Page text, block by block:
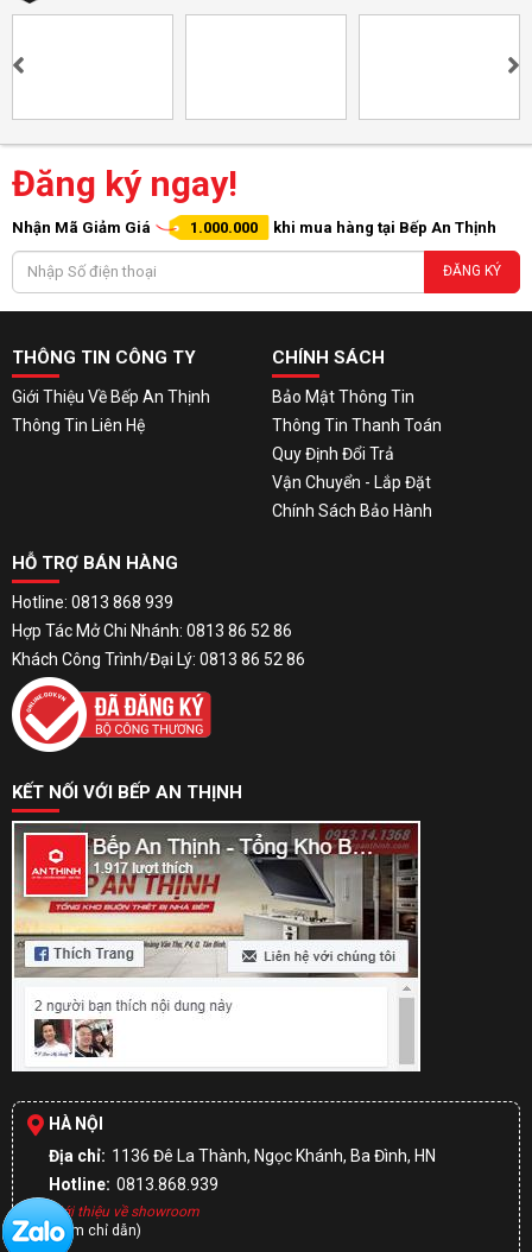
Đăng ký ngay!
Nhận Mã Giảm Giá 1.000.000 khi mua hàng tại Bếp An Thịnh
ĐĂNG KÝ
THÔNG TIN CÔNG TY
Giới Thiệu Về Bếp An Thịnh
Thông Tin Liên Hệ
CHÍNH SÁCH
Bảo Mật Thông Tin
Thông Tin Thanh Toán
Quy Định Đổi Trả
Vận Chuyển - Lắp Đặt
Chính Sách Bảo Hành
HỖ TRỢ BÁN HÀNG
Hotline: 0813 868 939
Hợp Tác Mở Chi Nhánh: 0813 86 52 86
Khách Công Trình/Đại Lý: 0813 86 52 86
KẾT NỐI VỚI BẾP AN THỊNH
HÀ NỘI
Địa chỉ: 1136 Đê La Thành, Ngọc Khánh, Ba Đình, HN
Hotline: 0813.868.939
Giới thiệu về showroom
(Xem chỉ dẫn)